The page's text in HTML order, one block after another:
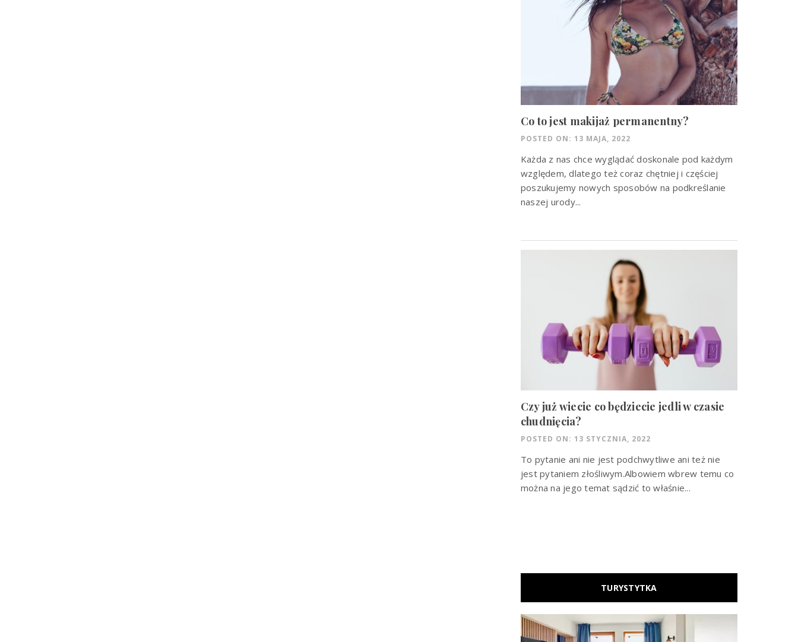
Co to jest makijaż permanentny?
POSTED ON: 13 MAJA, 2022
Każda z nas chce wyglądać doskonale pod każdym
względem, dlatego też coraz chętniej i częściej
poszukujemy nowych sposobów na podkreślanie
naszej urody...
Czy już wiecie co będziecie jedli w czasie
chudnięcia?
POSTED ON: 13 STYCZNIA, 2022
To pytanie ani nie jest podchwytliwe ani też nie
jest pytaniem złośliwym.Albowiem wbrew temu co
można na jego temat sądzić to właśnie...
TURYSTYTKA